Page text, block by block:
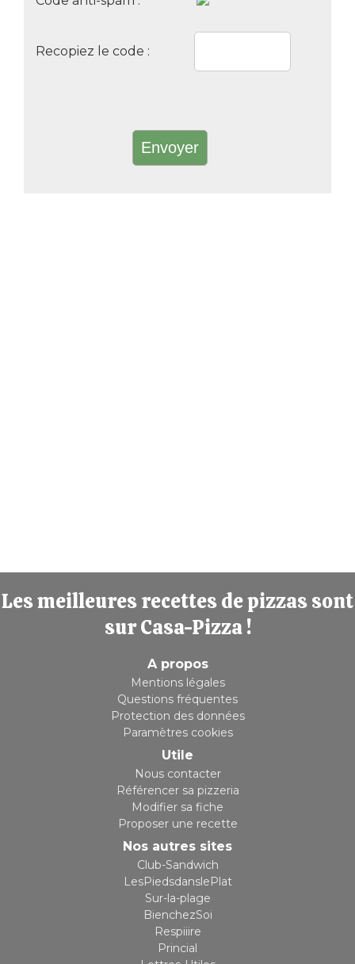
Recopiez le code :
Les meilleures recettes de pizzas sont
sur Casa-Pizza !
A propos
Mentions légales
Questions fréquentes
Protection des données
Paramètres cookies
Utile
Nous contacter
Référencer sa pizzeria
Modifier sa fiche
Proposer une recette
Nos autres sites
Club-Sandwich
LesPiedsdanslePlat
Sur-la-plage
BienchezSoi
Respiiire
Princial